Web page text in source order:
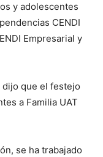
y adolescentes
CENDI
Empresarial y
dijo que el festejo
a Familia UAT
se ha trabajado